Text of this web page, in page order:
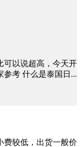
可以说超高，今天开
参考 什么是泰国日...
费较低，出货一般价